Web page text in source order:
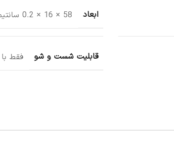
ابعاد 58 × 16 × 0.2 سانتیمتر
قابلیت شست و شو فقط